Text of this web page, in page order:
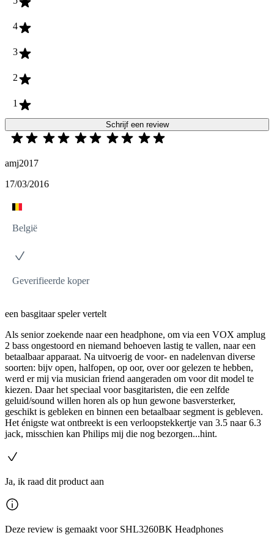
4
3
2
1
Schrijf een review
amj2017
17/03/2016
België
Geverifieerde koper
een basgitaar speler vertelt
Als senior zoekende naar een headphone, om via een VOX amplug
2 bass ongestoord en niemand behoeven lastig te vallen, naar een
betaalbaar apparaat. Na uitvoerig de voor- en nadelenvan diverse
soorten: bijv open, halfopen, op oor, over oor gelezen te hebben,
werd er mij via musician friend aangeraden om voor dit model te
kiezen. Daar het speciaal voor basgitaristen, die een zelfde
geluid/sound willen horen als op hun gewone basversterker,
geschikt is gebleken en binnen een betaalbaar segment is gebleven.
Het énigste wat ontbreekt is een verloopstekkertje van 3.5 naar 6.3
jack, misschien kan Philips mij die nog bezorgen...hint.
Ja, ik raad dit product aan
Deze review is gemaakt voor SHL3260BK Headphones